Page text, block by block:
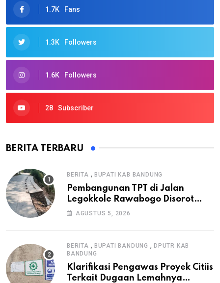
1.7K Fans
1.3K Followers
1.6K Followers
28 Subscriber
BERITA TERBARU
BERITA , BUPATI KAB BANDUNG
Pembangunan TPT di Jalan
Legokkole Rawabogo Disorot
Warga, Selesai Tanpa Papan
AGUSTUS 5, 2026
BERITA , BUPATI BANDUNG ,DPUTR KAB
BANDUNG
Klarifikasi Pengawas Proyek Citiis
Terkait Dugaan Lemahnya